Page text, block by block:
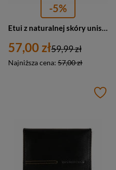
-5%
Etui z naturalnej skóry unisex Peterson CC-224 na karty i dokumenty małe czarne
57,00 zł
Najniższa cena: 57,00 zł
59,99 zł